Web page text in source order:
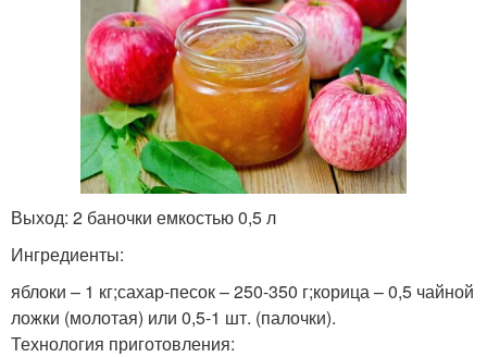
Выход: 2 баночки емкостью 0,5 л
Ингредиенты:
яблоки – 1 кг;сахар-песок – 250-350 г;корица – 0,5 чайной
ложки (молотая) или 0,5-1 шт. (палочки).
Технология приготовления: